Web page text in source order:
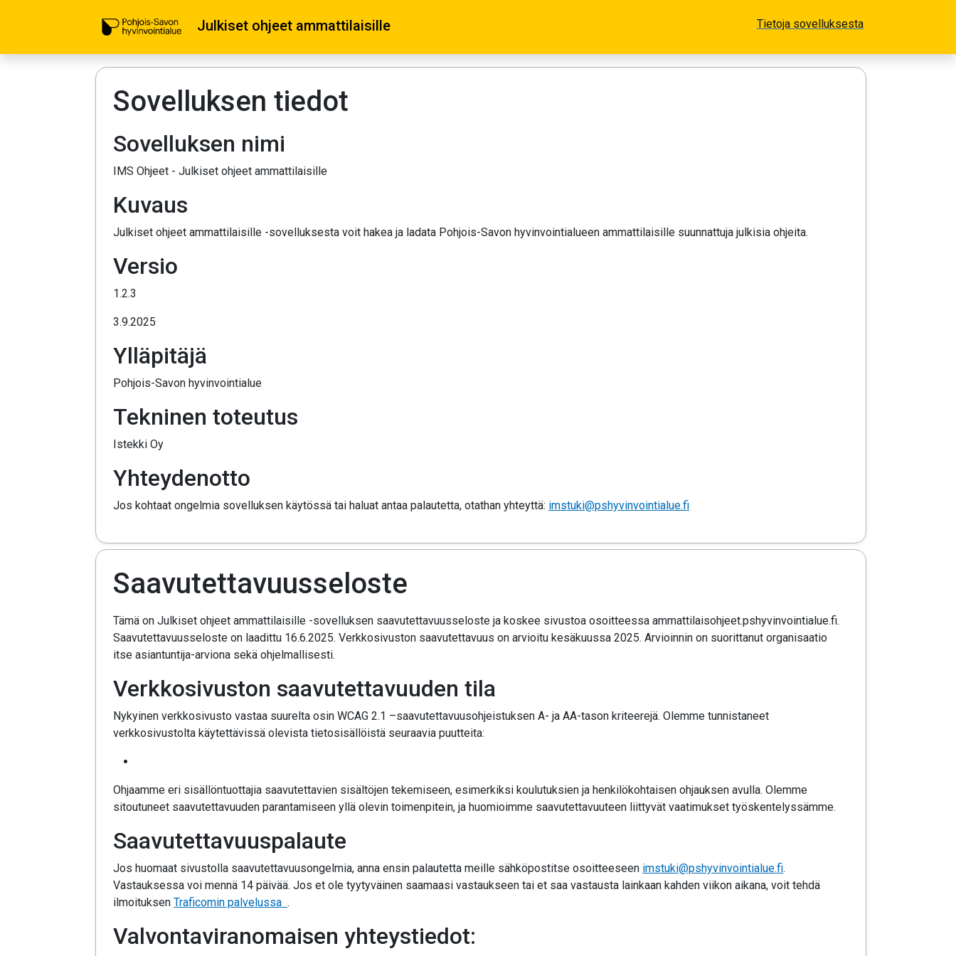
Julkiset ohjeet ammattilaisille Tietoja sovelluksesta
Sovelluksen tiedot
Sovelluksen nimi
IMS Ohjeet - Julkiset ohjeet ammattilaisille
Kuvaus
Julkiset ohjeet ammattilaisille -sovelluksesta voit hakea ja ladata Pohjois-Savon hyvinvointialueen ammattilaisille suunnattuja julkisia ohjeita.
Versio
1.2.3
3.9.2025
Ylläpitäjä
Pohjois-Savon hyvinvointialue
Tekninen toteutus
Istekki Oy
Yhteydenotto
Jos kohtaat ongelmia sovelluksen käytössä tai haluat antaa palautetta, otathan yhteyttä: imstuki@pshyvinvointialue.fi
Saavutettavuusseloste
Tämä on Julkiset ohjeet ammattilaisille -sovelluksen saavutettavuusseloste ja koskee sivustoa osoitteessa ammattilaisohjeet.pshyvinvointialue.fi.
Saavutettavuusseloste on laadittu 16.6.2025. Verkkosivuston saavutettavuus on arvioitu kesäkuussa 2025. Arvioinnin on suorittanut organisaatio
itse asiantuntija-arviona sekä ohjelmallisesti.
Verkkosivuston saavutettavuuden tila
Nykyinen verkkosivusto vastaa suurelta osin WCAG 2.1 –saavutettavuusohjeistuksen A- ja AA-tason kriteerejä. Olemme tunnistaneet
verkkosivustolta käytettävissä olevista tietosisällöistä seuraavia puutteita:
Ohjaamme eri sisällöntuottajia saavutettavien sisältöjen tekemiseen, esimerkiksi koulutuksien ja henkilökohtaisen ohjauksen avulla. Olemme
sitoutuneet saavutettavuuden parantamiseen yllä olevin toimenpitein, ja huomioimme saavutettavuuteen liittyvät vaatimukset työskentelyssämme.
Saavutettavuuspalaute
Jos huomaat sivustolla saavutettavuusongelmia, anna ensin palautetta meille sähköpostitse osoitteeseen imstuki@pshyvinvointialue.fi.
Vastauksessa voi mennä 14 päivää. Jos et ole tyytyväinen saamaasi vastaukseen tai et saa vastausta lainkaan kahden viikon aikana, voit tehdä
ilmoituksen Traficomin palvelussa .
Valvontaviranomaisen yhteystiedot: